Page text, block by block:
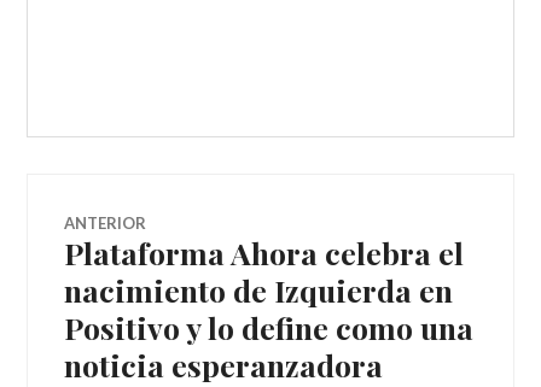
Navegador
de
artículos
ANTERIOR
Entrada
anterior:
Plataforma Ahora celebra el
nacimiento de Izquierda en
Positivo y lo define como una
noticia esperanzadora